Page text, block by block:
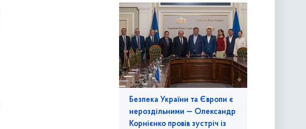
Безпека України та Європи є
нероздільними — Олександр
Корнієнко провів зустріч із